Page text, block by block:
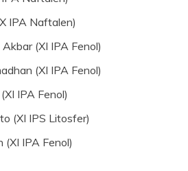
IPA Naftalen)
(XI IPA Fenol)
(XI IPA Fenol)
IPA Fenol)
(XI IPS Litosfer)
IPA Fenol)